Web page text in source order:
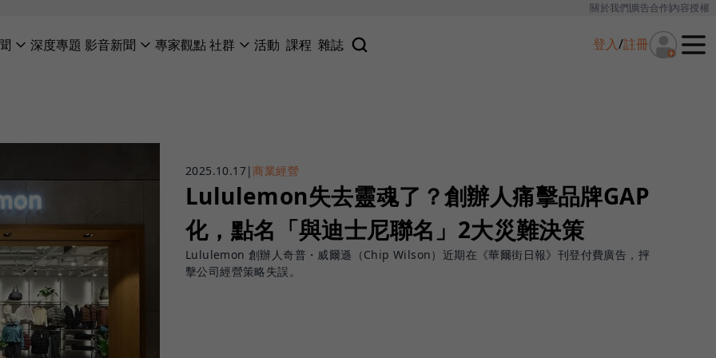
關於我們廣告合作內容授權
深度專題 影音新聞 專家觀點社群 活動 課程 雜誌 登入/註冊
2025.10.17|商業經營
Lululemon失去靈魂了？創辦人痛擊品牌GAP
化，點名「與迪士尼聯名」2大災難決策
Lululemon 創辦人奇普・威爾遜（Chip Wilson）近期在《華爾街日報》刊登付費廣告，抨
擊公司經營策略失誤。